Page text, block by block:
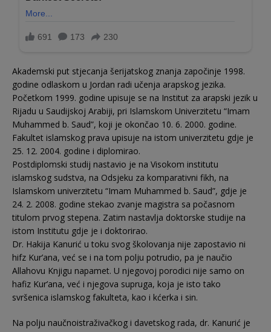
Akademski put stjecanja šerijatskog znanja započinje 1998.
godine odlaskom u Jordan radi učenja arapskog jezika.
Početkom 1999. godine upisuje se na Institut za arapski jezik u
Rijadu u Saudijskoj Arabiji, pri Islamskom Univerzitetu “Imam
Muhammed b. Saud”, koji je okončao 10. 6. 2000. godine.
Fakultet islamskog prava upisuje na istom univerzitetu gdje je
25. 12. 2004. godine i diplomirao.
Postdiplomski studij nastavio je na Visokom institutu
islamskog sudstva, na Odsjeku za komparativni fikh, na
Islamskom univerzitetu “Imam Muhammed b. Saud”, gdje je
24. 2. 2008. godine stekao zvanje magistra sa počasnom
titulom prvog stepena. Zatim nastavlja doktorske studije na
istom Institutu gdje je i doktorirao.
Dr. Hakija Kanurić u toku svog školovanja nije zapostavio ni
hifz Kur’ana, već se i na tom polju potrudio, pa je naučio
Allahovu Knjigu napamet. U njegovoj porodici nije samo on
hafiz Kur’ana, već i njegova supruga, koja je isto tako
svršenica islamskog fakulteta, kao i kćerka i sin.
Na polju naučnoistraživačkog i davetskog rada, dr. Kanurić je